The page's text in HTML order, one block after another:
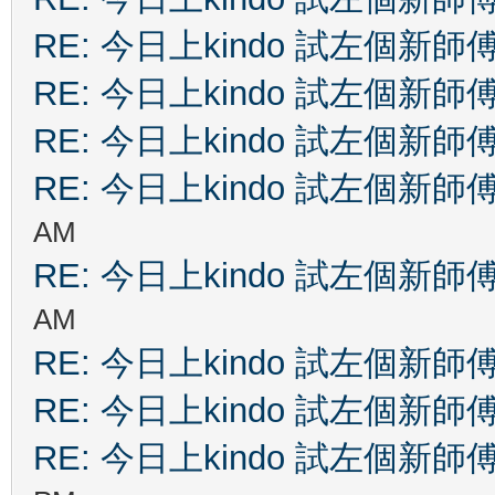
RE: 今日上kindo 試左個新師
RE: 今日上kindo 試左個新師
RE: 今日上kindo 試左個新師
RE: 今日上kindo 試左個新師
AM
RE: 今日上kindo 試左個新師
AM
RE: 今日上kindo 試左個新師
RE: 今日上kindo 試左個新師
RE: 今日上kindo 試左個新師